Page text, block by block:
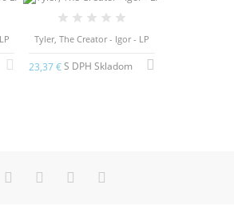
Tyler, The Creator - Igor - LP
23,37 €S DPH Skladom